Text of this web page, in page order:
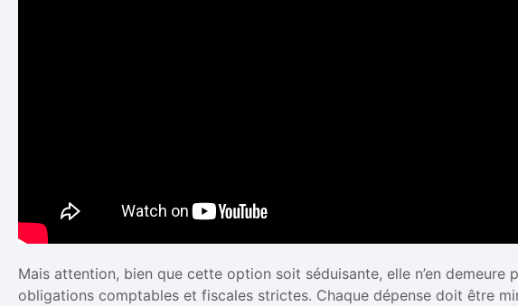
Mais attention, bien que cette option soit séduisante, elle n’en demeure
obligations comptables et fiscales strictes. Chaque dépense doit être